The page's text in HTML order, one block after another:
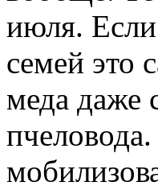
июля.
семей это
меда даже